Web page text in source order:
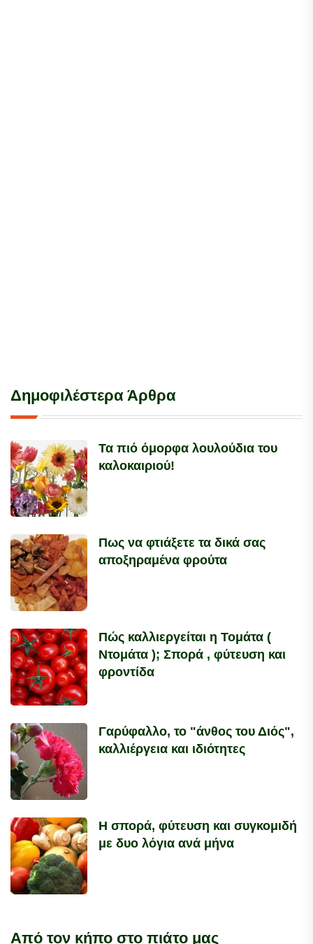
Δημοφιλέστερα Άρθρα
Τα πιό όμορφα λουλούδια του
καλοκαιριού!
Πως να φτιάξετε τα δικά σας
αποξηραμένα φρούτα
Πώς καλλιεργείται η Τομάτα (
Ντομάτα ); Σπορά , φύτευση και
φροντίδα
Γαρύφαλλο, το "άνθος του Διός",
καλλιέργεια και ιδιότητες
Η σπορά, φύτευση και συγκομιδή
με δυο λόγια ανά μήνα
Από τον κήπο στο πιάτο μας